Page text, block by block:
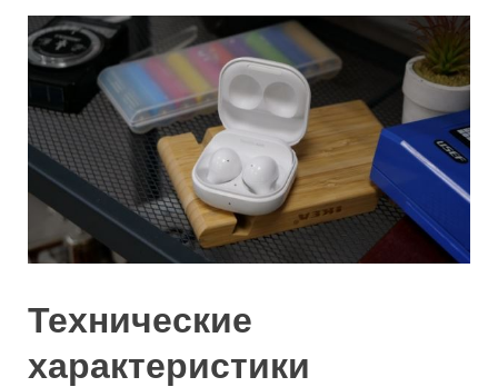
Технические
характеристики